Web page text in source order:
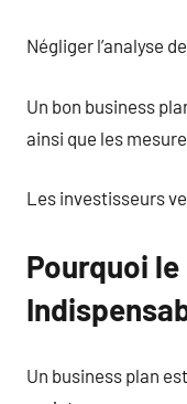
Négliger l’analyse
Un bon business
ainsi que les
Les investisseurs
Pourquoi
Un business plan